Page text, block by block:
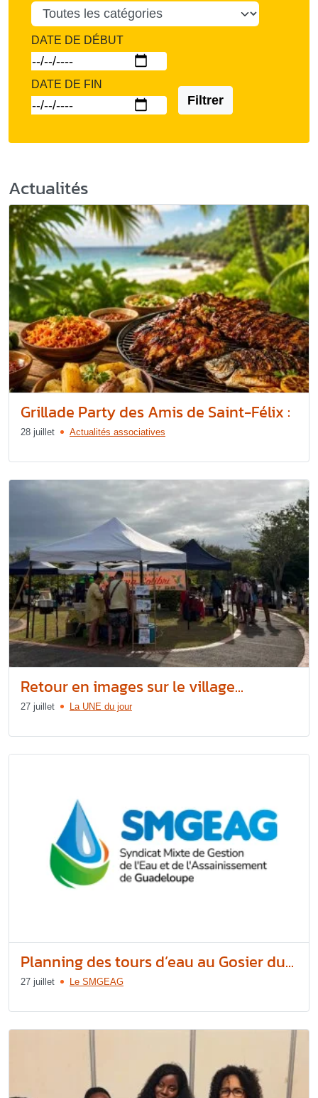
DATE DE DÉBUT
DATE DE FIN
Filtrer
Actualités
Grillade Party des Amis de Saint-Félix :
28 juillet Actualités associatives
Retour en images sur le village...
27 juillet La UNE du jour
Planning des tours d’eau au Gosier du...
27 juillet Le SMGEAG